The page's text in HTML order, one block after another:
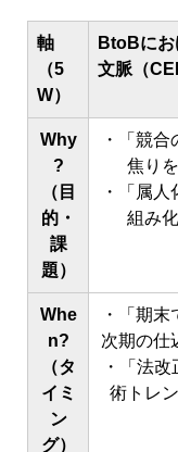
軸
（5
W）
BtoBに
文脈（
Why
?
（目
的・
課
題）
・「競
焦り
・「属
組み
Whe
n?
（タ
イミ
ン
グ）
・「期末
次期の仕
・「法
術トレ